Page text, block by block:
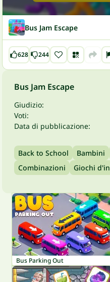
Bus Jam Escape
628 244
Bus Jam Escape
Giudizio:
Voti:
Data di pubblicazione:
Back to School Bambini
Combinazioni
Giochi
Bus Parking Out